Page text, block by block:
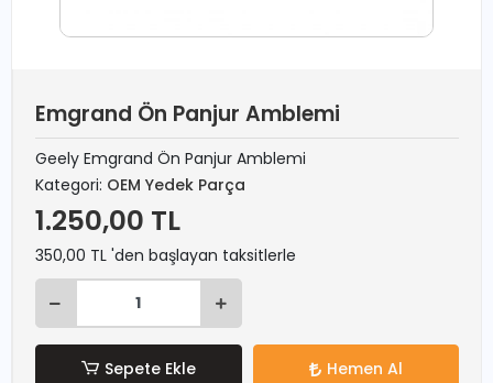
Emgrand Ön Panjur Amblemi
Geely Emgrand Ön Panjur Amblemi
Kategori: OEM Yedek Parça
1.250,00 TL
350,00 TL 'den başlayan taksitlerle
Sepete Ekle Hemen Al